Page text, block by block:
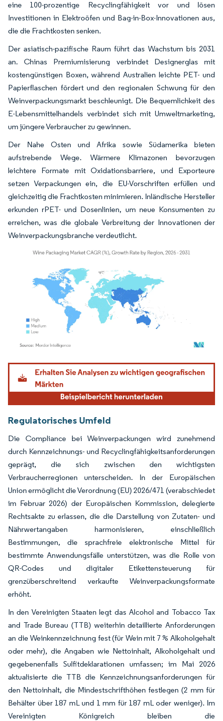
eine 100-prozentige Recyclingfähigkeit vor und lösen
Investitionen in Elektroöfen und Bag-in-Box-Innovationen aus,
die die Frachtkosten senken.
Der asiatisch-pazifische Raum führt das Wachstum bis 2031
an. Chinas Premiumisierung verbindet Designerglas mit
kostengünstigen Boxen, während Australien leichte PET- und
Papierflaschen fördert und den regionalen Schwung für den
Weinverpackungsmarkt beschleunigt. Die Bequemlichkeit des
E-Lebensmittelhandels verbindet sich mit Umweltmarketing,
um jüngere Verbraucher zu gewinnen.
Der Nahe Osten und Afrika sowie Südamerika bieten
aufstrebende Wege. Wärmere Klimazonen bevorzugen
leichtere Formate mit Oxidationsbarriere, und Exporteure
setzen Verpackungen ein, die EU-Vorschriften erfüllen und
gleichzeitig die Frachtkosten minimieren. Inländische Hersteller
erkunden rPET- und Dosenlinien, um neue Konsumenten zu
erreichen, was die globale Verbreitung der Innovationen der
Weinverpackungsbranche verdeutlicht.
Bild © Mordor Intelligence. Wiederverwendung erfordert Namensnennung gemäß
Regulatorisches Umfeld
Die Compliance bei Weinverpackungen wird zunehmend
durch Kennzeichnungs- und Recyclingfähigkeitsanforderungen
geprägt, die sich zwischen den wichtigsten
Verbraucherregionen unterscheiden. In der Europäischen
Union ermöglicht die Verordnung (EU) 2026/471 (verabschiedet
im Februar 2026) der Europäischen Kommission, delegierte
Rechtsakte zu erlassen, die die Darstellung von Zutaten- und
Nährwertangaben harmonisieren, einschließlich
Bestimmungen, die sprachfreie elektronische Mittel für
bestimmte Anwendungsfälle unterstützen, was die Rolle von
QR-Codes und digitaler Etikettensteuerung für
grenzüberschreitend verkaufte Weinverpackungsformate
erhöht.
In den Vereinigten Staaten legt das Alcohol and Tobacco Tax
and Trade Bureau (TTB) weiterhin detaillierte Anforderungen
an die Weinkennzeichnung fest (für Wein mit 7 % Alkoholgehalt
oder mehr), die Angaben wie Nettoinhalt, Alkoholgehalt und
gegebenenfalls Sulfitdeklarationen umfassen; im Mai 2026
aktualisierte die TTB die Kennzeichnungsanforderungen für
den Nettoinhalt, die Mindestschrifthöhen festlegen (2 mm für
Behälter über 187 mL und 1 mm für 187 mL oder weniger). Im
Vereinigten Königreich bleiben die